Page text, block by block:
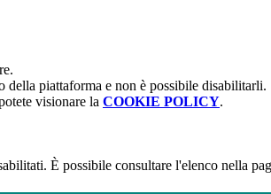
della piattaforma e non è possibile disabilitarli.
visionare la COOKIE POLICY.
È possibile consultare l'elenco nella